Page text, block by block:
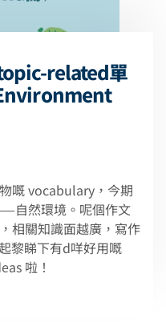
related單
嘅 vocabulary，今期
自然環境。呢個作文
相關知識面越廣，寫作
黎睇下有d咩好用嘅
啦！